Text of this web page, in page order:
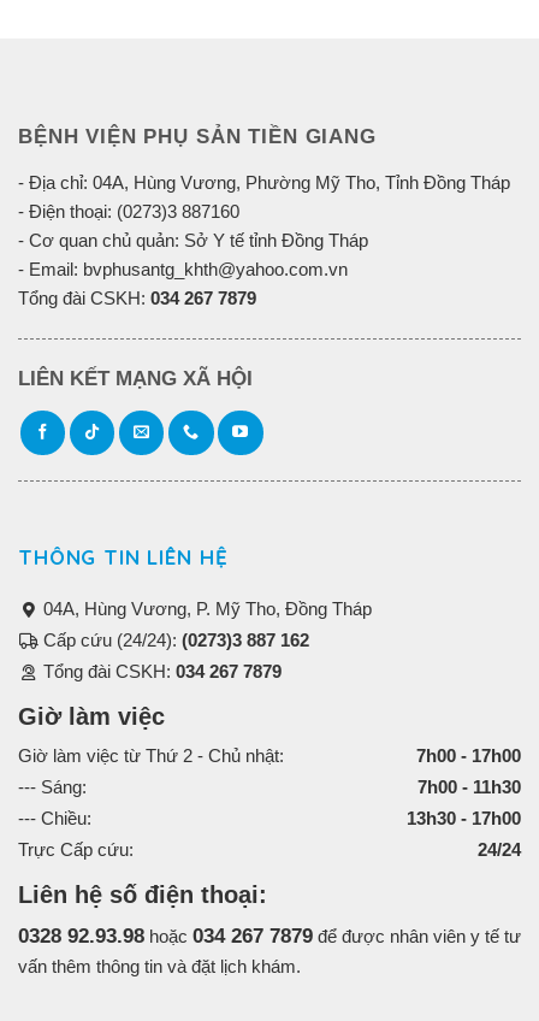
BỆNH VIỆN PHỤ SẢN TIỀN GIANG
- Địa chỉ: 04A, Hùng Vương, Phường Mỹ Tho, Tỉnh Đồng Tháp
- Điện thoại: (0273)3 887160
- Cơ quan chủ quản: Sở Y tế tỉnh Đồng Tháp
- Email: bvphusantg_khth@yahoo.com.vn
Tổng đài CSKH: 034 267 7879
LIÊN KẾT MẠNG XÃ HỘI
THÔNG TIN LIÊN HỆ
04A, Hùng Vương, P. Mỹ Tho, Đồng Tháp
Cấp cứu (24/24): (0273)3 887 162
Tổng đài CSKH: 034 267 7879
Giờ làm việc
Giờ làm việc từ Thứ 2 - Chủ nhật:
7h00 - 17h00
--- Sáng:
7h00 - 11h30
--- Chiều:
13h30 - 17h00
Trực Cấp cứu:
24/24
Liên hệ số điện thoại:
0328 92.93.98 hoặc 034 267 7879 để được nhân viên y tế tư
vấn thêm thông tin và đặt lịch khám.